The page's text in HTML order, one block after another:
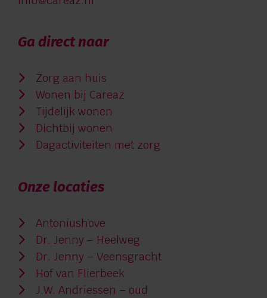
Ga direct naar
Zorg aan huis
Wonen bij Careaz
Tijdelijk wonen
Dichtbij wonen
Dagactiviteiten met zorg
Onze locaties
Antoniushove
Dr. Jenny – Heelweg
Dr. Jenny – Veensgracht
Hof van Flierbeek
J.W. Andriessen – oud